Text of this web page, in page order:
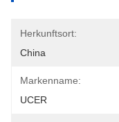
Herkunftsort:
China
Markenname:
UCER